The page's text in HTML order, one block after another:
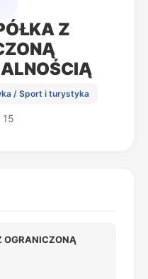
Z
/ Sport i turystyka
15
OGRANICZONĄ